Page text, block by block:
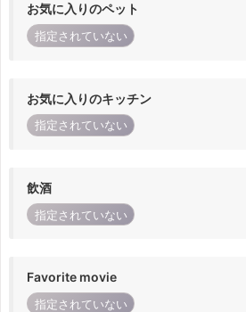
お気に入りのペット
指定されていない
お気に入りのキッチン
指定されていない
飲酒
指定されていない
Favorite movie
指定されていない